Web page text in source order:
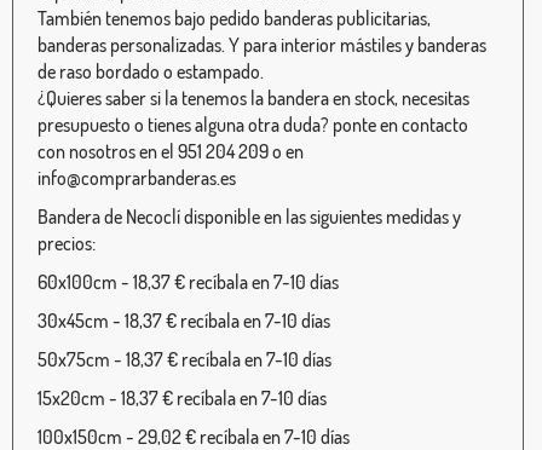
También tenemos bajo pedido banderas publicitarias,
banderas personalizadas. Y para interior mástiles y banderas
de raso bordado o estampado.
¿Quieres saber si la tenemos la bandera en stock, necesitas
presupuesto o tienes alguna otra duda? ponte en contacto
con nosotros en el 951 204 209 o en
info@comprarbanderas.es
Bandera de Necoclí disponible en las siguientes medidas y
precios:
60x100cm - 18,37 € recíbala en 7-10 días
30x45cm - 18,37 € recíbala en 7-10 días
50x75cm - 18,37 € recíbala en 7-10 días
15x20cm - 18,37 € recíbala en 7-10 días
100x150cm - 29,02 € recíbala en 7-10 días